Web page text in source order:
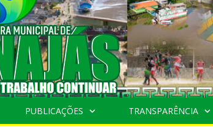
PUBLICAÇÕES TRANSPARÊNCIA